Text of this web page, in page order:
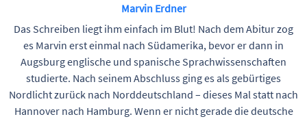
Marvin Erdner
Das Schreiben liegt ihm einfach im Blut! Nach dem Abitur zog
es Marvin erst einmal nach Südamerika, bevor er dann in
Augsburg englische und spanische Sprachwissenschaften
studierte. Nach seinem Abschluss ging es als gebürtiges
Nordlicht zurück nach Norddeutschland – dieses Mal statt nach
Hannover nach Hamburg. Wenn er nicht gerade die deutsche